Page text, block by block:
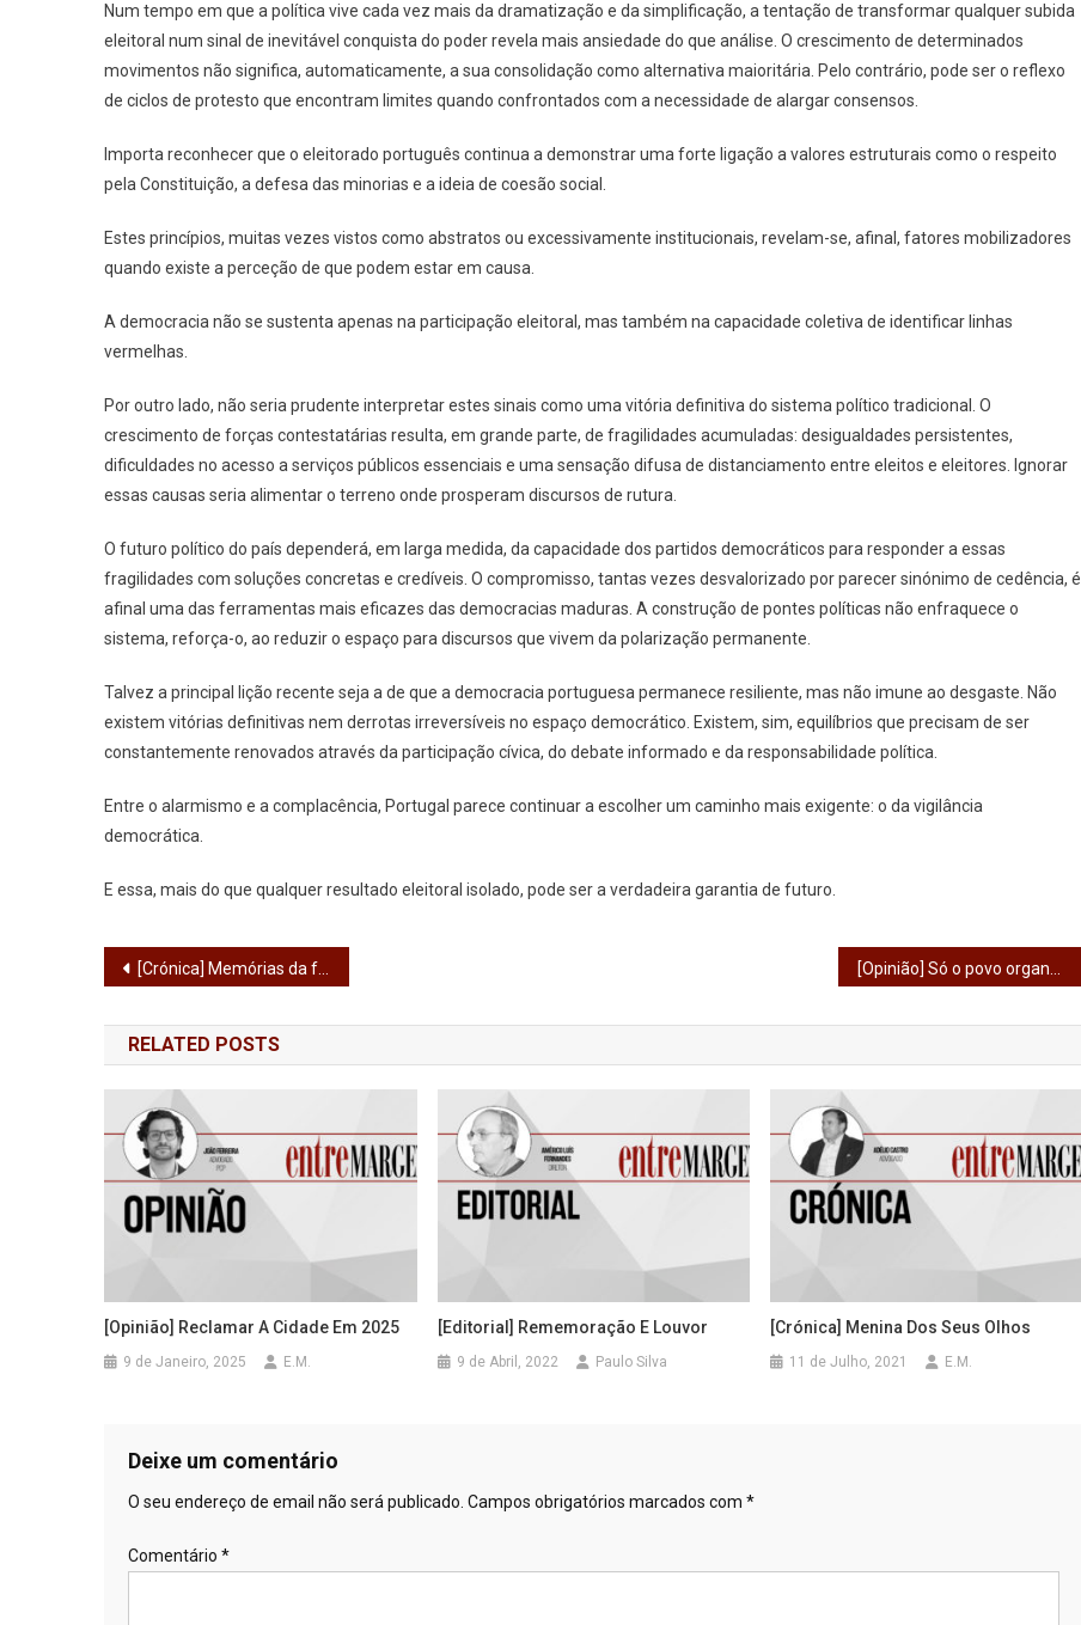
Num tempo em que a política vive cada vez mais da dramatização e da simplificação, a tentação de transformar qualquer subida
eleitoral num sinal de inevitável conquista do poder revela mais ansiedade do que análise. O crescimento de determinados
movimentos não significa, automaticamente, a sua consolidação como alternativa maioritária. Pelo contrário, pode ser o reflexo
de ciclos de protesto que encontram limites quando confrontados com a necessidade de alargar consensos.
Importa reconhecer que o eleitorado português continua a demonstrar uma forte ligação a valores estruturais como o respeito
pela Constituição, a defesa das minorias e a ideia de coesão social.
Estes princípios, muitas vezes vistos como abstratos ou excessivamente institucionais, revelam-se, afinal, fatores mobilizadores
quando existe a perceção de que podem estar em causa.
A democracia não se sustenta apenas na participação eleitoral, mas também na capacidade coletiva de identificar linhas
vermelhas.
Por outro lado, não seria prudente interpretar estes sinais como uma vitória definitiva do sistema político tradicional. O
crescimento de forças contestatárias resulta, em grande parte, de fragilidades acumuladas: desigualdades persistentes,
dificuldades no acesso a serviços públicos essenciais e uma sensação difusa de distanciamento entre eleitos e eleitores. Ignorar
essas causas seria alimentar o terreno onde prosperam discursos de rutura.
O futuro político do país dependerá, em larga medida, da capacidade dos partidos democráticos para responder a essas
fragilidades com soluções concretas e credíveis. O compromisso, tantas vezes desvalorizado por parecer sinónimo de cedência, é
afinal uma das ferramentas mais eficazes das democracias maduras. A construção de pontes políticas não enfraquece o
sistema, reforça-o, ao reduzir o espaço para discursos que vivem da polarização permanente.
Talvez a principal lição recente seja a de que a democracia portuguesa permanece resiliente, mas não imune ao desgaste. Não
existem vitórias definitivas nem derrotas irreversíveis no espaço democrático. Existem, sim, equilíbrios que precisam de ser
constantemente renovados através da participação cívica, do debate informado e da responsabilidade política.
Entre o alarmismo e a complacência, Portugal parece continuar a escolher um caminho mais exigente: o da vigilância
democrática.
E essa, mais do que qualquer resultado eleitoral isolado, pode ser a verdadeira garantia de futuro.
Navegação
de
artigos
[Crónica] Memórias da fauna piscícola de Ambos os Aves (VII) [Opinião] Só o povo organizado salva o povo
RELATED POSTS
[Opinião] Reclamar A Cidade Em 2025
9 de Janeiro, 2025 E.M.
[Editorial] Rememoração E Louvor
9 de Abril, 2022 Paulo Silva
[Crónica] Menina Dos Seus Olhos
11 de Julho, 2021 E.M.
Deixe um comentário
O seu endereço de email não será publicado. Campos obrigatórios marcados com *
Comentário *